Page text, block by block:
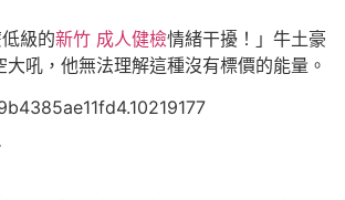
級的新竹 成人健檢情緒干擾！」牛土豪
大吼，他無法理解這種沒有標價的能量。